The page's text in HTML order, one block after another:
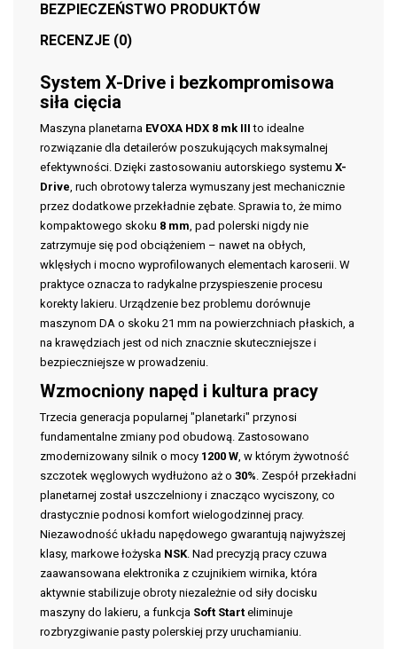
BEZPIECZEŃSTWO PRODUKTÓW
RECENZJE (0)
System X-Drive i bezkompromisowa
siła cięcia
Maszyna planetarna EVOXA HDX 8 mk III to idealne
rozwiązanie dla detailerów poszukujących maksymalnej
efektywności. Dzięki zastosowaniu autorskiego systemu X-
Drive, ruch obrotowy talerza wymuszany jest mechanicznie
przez dodatkowe przekładnie zębate. Sprawia to, że mimo
kompaktowego skoku 8 mm, pad polerski nigdy nie
zatrzymuje się pod obciążeniem – nawet na obłych,
wklęsłych i mocno wyprofilowanych elementach karoserii. W
praktyce oznacza to radykalne przyspieszenie procesu
korekty lakieru. Urządzenie bez problemu dorównuje
maszynom DA o skoku 21 mm na powierzchniach płaskich, a
na krawędziach jest od nich znacznie skuteczniejsze i
bezpieczniejsze w prowadzeniu.
Wzmocniony napęd i kultura pracy
Trzecia generacja popularnej "planetarki" przynosi
fundamentalne zmiany pod obudową. Zastosowano
zmodernizowany silnik o mocy 1200 W, w którym żywotność
szczotek węglowych wydłużono aż o 30%. Zespół przekładni
planetarnej został uszczelniony i znacząco wyciszony, co
drastycznie podnosi komfort wielogodzinnej pracy.
Niezawodność układu napędowego gwarantują najwyższej
klasy, markowe łożyska NSK. Nad precyzją pracy czuwa
zaawansowana elektronika z czujnikiem wirnika, która
aktywnie stabilizuje obroty niezależnie od siły docisku
maszyny do lakieru, a funkcja Soft Start eliminuje
rozbryzgiwanie pasty polerskiej przy uruchamianiu.